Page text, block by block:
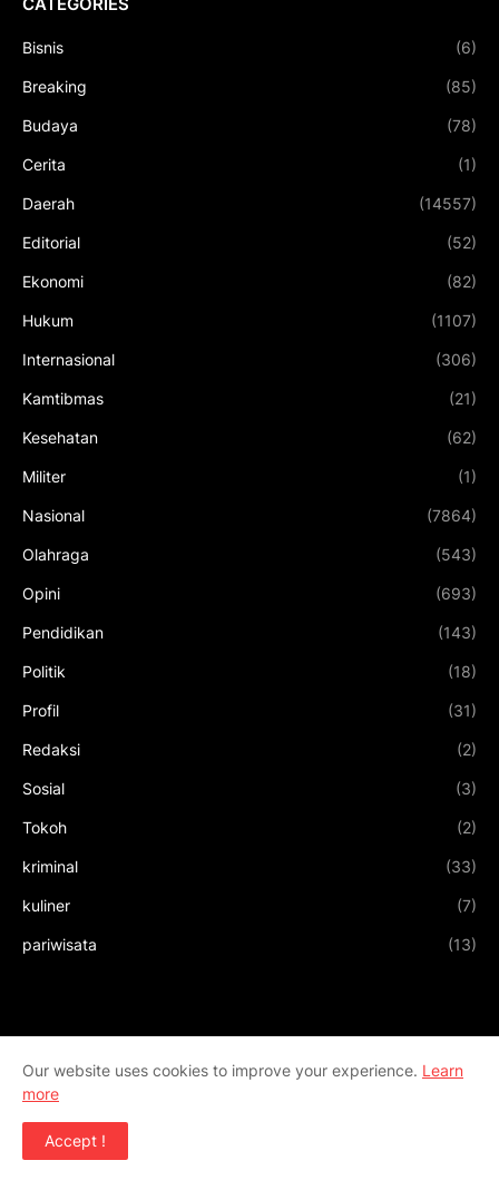
Bisnis (6)
Breaking (85)
Budaya (78)
Cerita (1)
Daerah (14557)
Editorial (52)
Ekonomi (82)
Hukum (1107)
Internasional (306)
Kamtibmas (21)
Kesehatan (62)
Militer (1)
Nasional (7864)
Olahraga (543)
Opini (693)
Pendidikan (143)
Politik (18)
Profil (31)
Redaksi (2)
Sosial (3)
Tokoh (2)
kriminal (33)
kuliner (7)
pariwisata (13)
Our website uses cookies to improve your experience. Learn
more
Accept !